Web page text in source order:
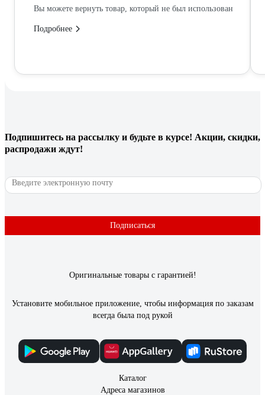
Вы можете вернуть товар, который не был использован
Подробнее
Подпишитесь на рассылку и будьте в курсе! Акции, скидки,
распродажи ждут!
Подписаться
Оригинальные товары с гарантией!
Установите мобильное приложение, чтобы информация по заказам
всегда была под рукой
Каталог
Адреса магазинов